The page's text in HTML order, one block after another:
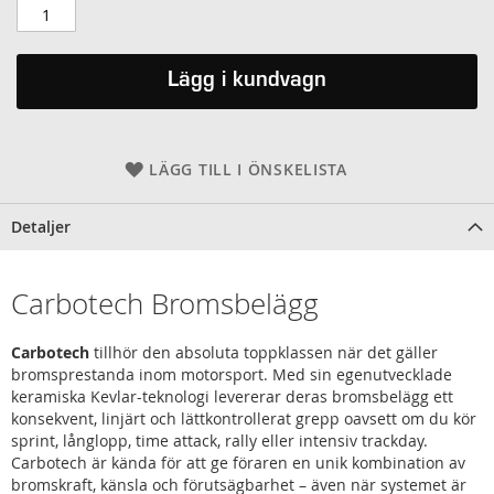
Lägg i kundvagn
LÄGG TILL I ÖNSKELISTA
Detaljer
Carbotech Bromsbelägg
Carbotech tillhör den absoluta toppklassen när det gäller
bromsprestanda inom motorsport. Med sin egenutvecklade
keramiska Kevlar-teknologi levererar deras bromsbelägg ett
konsekvent, linjärt och lättkontrollerat grepp oavsett om du kör
sprint, långlopp, time attack, rally eller intensiv trackday.
Carbotech är kända för att ge föraren en unik kombination av
bromskraft, känsla och förutsägbarhet – även när systemet är